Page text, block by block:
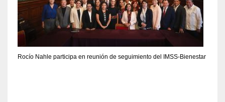
Rocío Nahle participa en reunión de seguimiento del IMSS-Bienestar